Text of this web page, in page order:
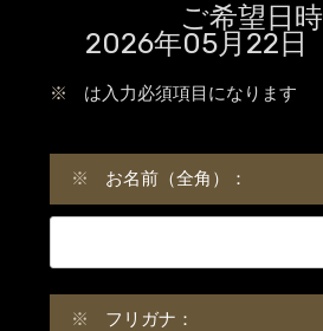
ご希望日時
2026年05月22
※ は入力必須項目になります
※ お名前（全角）：
※ フリガナ：